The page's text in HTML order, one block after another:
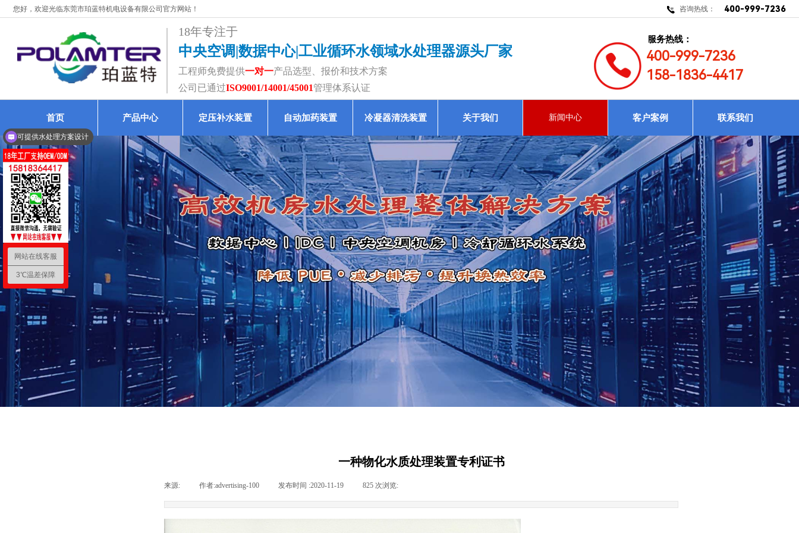
您好，欢迎光临东莞市珀蓝特机电设备有限公司官方网站！ 400-999-7236
咨询热线：
公司已通过ISO9001/14001/45001管理体系认证
服务热线：
400-999-7236
158-1836-4417
18年专注于
中央空调|数据中心|工业循环水领域水处理器源头厂家
工程师免费提供一对一产品选型、报价和技术方案
首页 产品中心 定压补水装置 自动加药装置 冷凝器清洗装置 关于我们 新闻中心 客户案例 联系我们
新闻详情
一种物化水质处理装置专利证书
来源: 作者:advertising-100 发布时间 :2020-11-19 825 次浏览:
网站在线客服
3℃温差保障
可提供水处理方案设计
我们是生产厂家